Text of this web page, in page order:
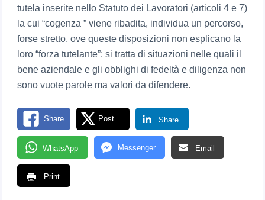
tutela inserite nello Statuto dei Lavoratori (articoli 4 e 7)
la cui “cogenza ” viene ribadita, individua un percorso,
forse stretto, ove queste disposizioni non esplicano la
loro “forza tutelante”: si tratta di situazioni nelle quali il
bene aziendale e gli obblighi di fedeltà e diligenza non
sono vuote parole ma valori da difendere.
Share Post Share
WhatsApp Messenger Email
Print